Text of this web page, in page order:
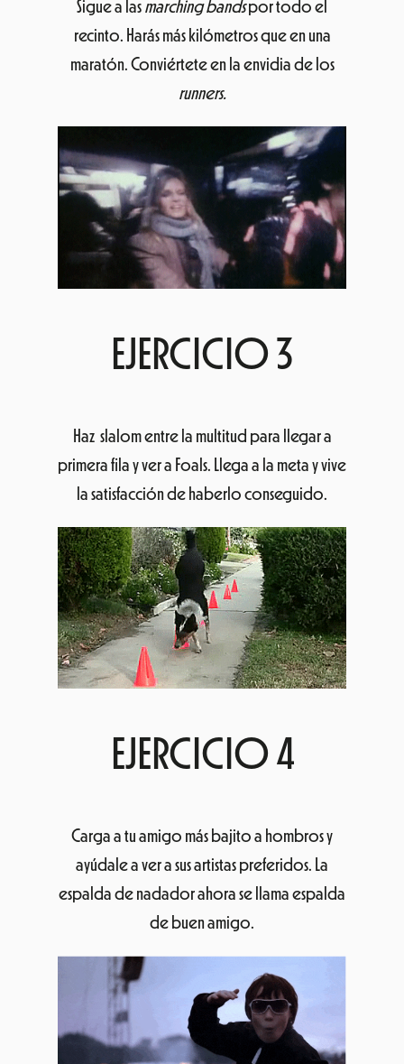
Sigue a las marching bandspor todo el
recinto. Harás más kilómetros que en una
maratón. Conviértete en la envidia de los
runners.
EJERCICIO 3
Haz slalom entre la multitud para llegar a
primera fila y ver a Foals. Llega a la meta y vive
la satisfacción de haberlo conseguido.
EJERCICIO 4
Carga a tu amigo más bajito a hombros y
ayúdale a ver a sus artistas preferidos. La
espalda de nadador ahora se llama espalda
de buen amigo.